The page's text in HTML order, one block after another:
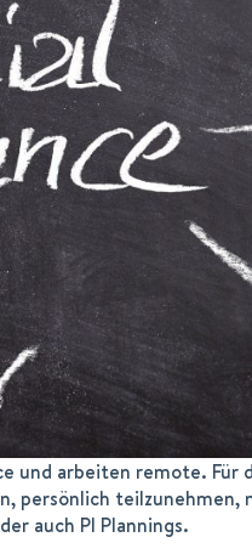
und arbeiten remote. Für
persönlich teilzunehmen,
auch PI Plannings.